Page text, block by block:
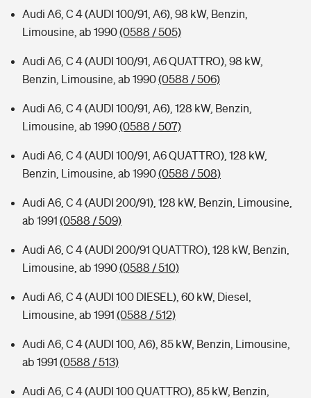
Kinderunfall-Check: Mehr Sicherheit für deine Kids
Typklassen: So ist Ihr Auto eingestuft
Sie haben Fragen?
Audi A6, C 4 (AUDI 100/91, A6), 98 kW, Benzin,
Limousine, ab 1990(0588 / 505)
Audi A6, C 4 (AUDI 100/91, A6 QUATTRO), 98 kW,
Benzin, Limousine, ab 1990(0588 / 506)
Audi A6, C 4 (AUDI 100/91, A6), 128 kW, Benzin,
Limousine, ab 1990(0588 / 507)
Audi A6, C 4 (AUDI 100/91, A6 QUATTRO), 128 kW,
Benzin, Limousine, ab 1990(0588 / 508)
Audi A6, C 4 (AUDI 200/91), 128 kW, Benzin, Limousine,
ab 1991 (0588 / 509)
Audi A6, C 4 (AUDI 200/91 QUATTRO), 128 kW, Benzin,
Limousine, ab 1990(0588 / 510)
Audi A6, C 4 (AUDI 100 DIESEL), 60 kW, Diesel,
Limousine, ab 1991 (0588 / 512)
Audi A6, C 4 (AUDI 100, A6), 85 kW, Benzin, Limousine,
ab 1991 (0588 / 513)
Audi A6, C 4 (AUDI 100 QUATTRO), 85 kW, Benzin,